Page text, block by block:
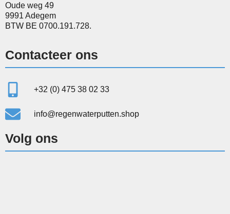
Oude weg 49
9991 Adegem
BTW BE 0700.191.728.
Contacteer ons
+32 (0) 475 38 02 33
info@regenwaterputten.shop
Volg ons